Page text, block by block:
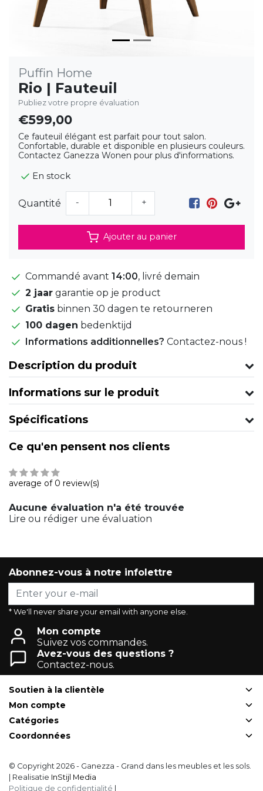
Puffin Home
Rio | Fauteuil
Publiez votre propre évaluation
€599,00
Ce fauteuil élégant est parfait pour tout salon.
Confortable, durable et disponible en plusieurs couleurs.
Contactez Ganezza Wonen pour plus d'informations.
En stock
Quantité - +
Ajouter au panier
Commandé avant 14:00, livré demain
2 jaar garantie op je product
Gratis binnen 30 dagen te retourneren
100 dagen bedenktijd
Informations additionnelles? Contactez-nous !
Description du produit
Informations sur le produit
Spécifications
Ce qu'en pensent nos clients
average of 0 review(s)
Aucune évaluation n'a été trouvée
Lire ou rédiger une évaluation
Abonnez-vous à notre infolettre
* We'll never share your email with anyone else.
Mon compte
Suivez vos commandes.
Avez-vous des questions ?
Contactez-nous.
Soutien à la clientèle
Mon compte
Catégories
Coordonnées
© Copyright 2026 - Ganezza - Grand dans les meubles et les sols.
| Realisatie InStijl Media
Politique de confidentialité